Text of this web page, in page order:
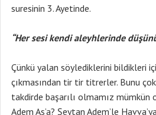
suresinin 3. Ayetinde.
“Her sesi kendi aleyhlerinde
Çünkü yalan söylediklerini bildikleri
çıkmasından tir tir titrerler. Bunu
takdirde başarılı olmamız
Adem As’a? Şeytan Adem’le